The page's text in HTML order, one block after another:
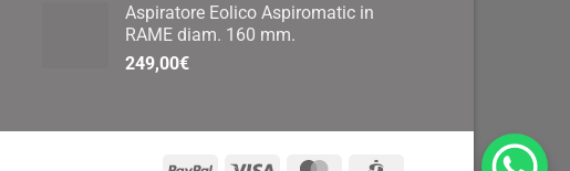
Aspiratore Eolico Aspiromatic in
RAME diam. 160 mm.
249,00€